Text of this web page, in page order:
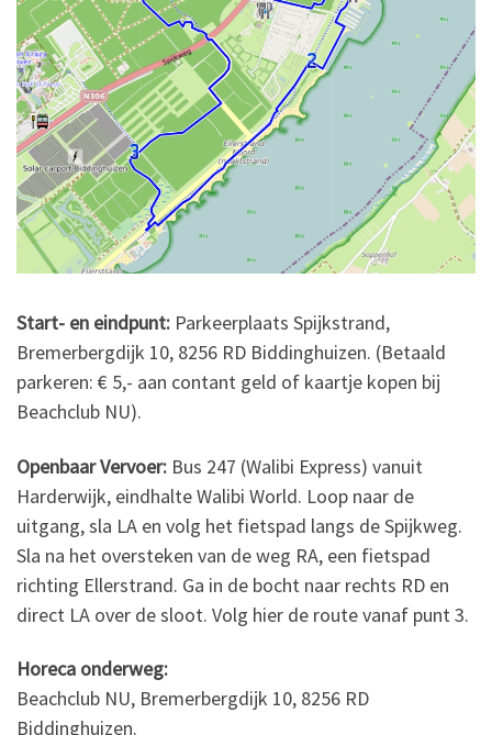
Start- en eindpunt: Parkeerplaats Spijkstrand,
Bremerbergdijk 10, 8256 RD Biddinghuizen. (Betaald
parkeren: € 5,- aan contant geld of kaartje kopen bij
Beachclub NU).
Openbaar Vervoer: Bus 247 (Walibi Express) vanuit
Harderwijk, eindhalte Walibi World. Loop naar de
uitgang, sla LA en volg het fietspad langs de Spijkweg.
Sla na het oversteken van de weg RA, een fietspad
richting Ellerstrand. Ga in de bocht naar rechts RD en
direct LA over de sloot. Volg hier de route vanaf punt 3.
Horeca onderweg:
Beachclub NU, Bremerbergdijk 10, 8256 RD
Biddinghuizen.